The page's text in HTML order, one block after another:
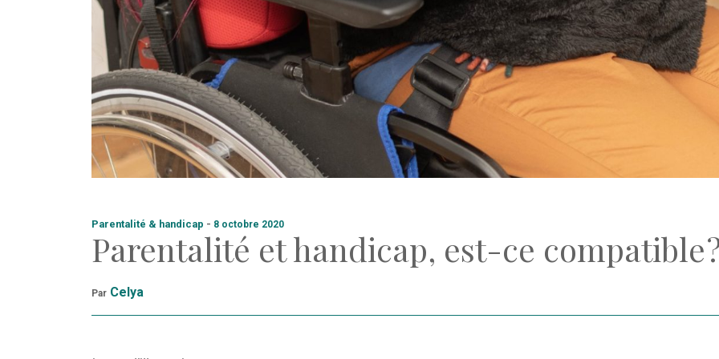
Parentalité & handicap - 8 octobre 2020
Parentalité et handicap, est-ce compatible
Par Celya